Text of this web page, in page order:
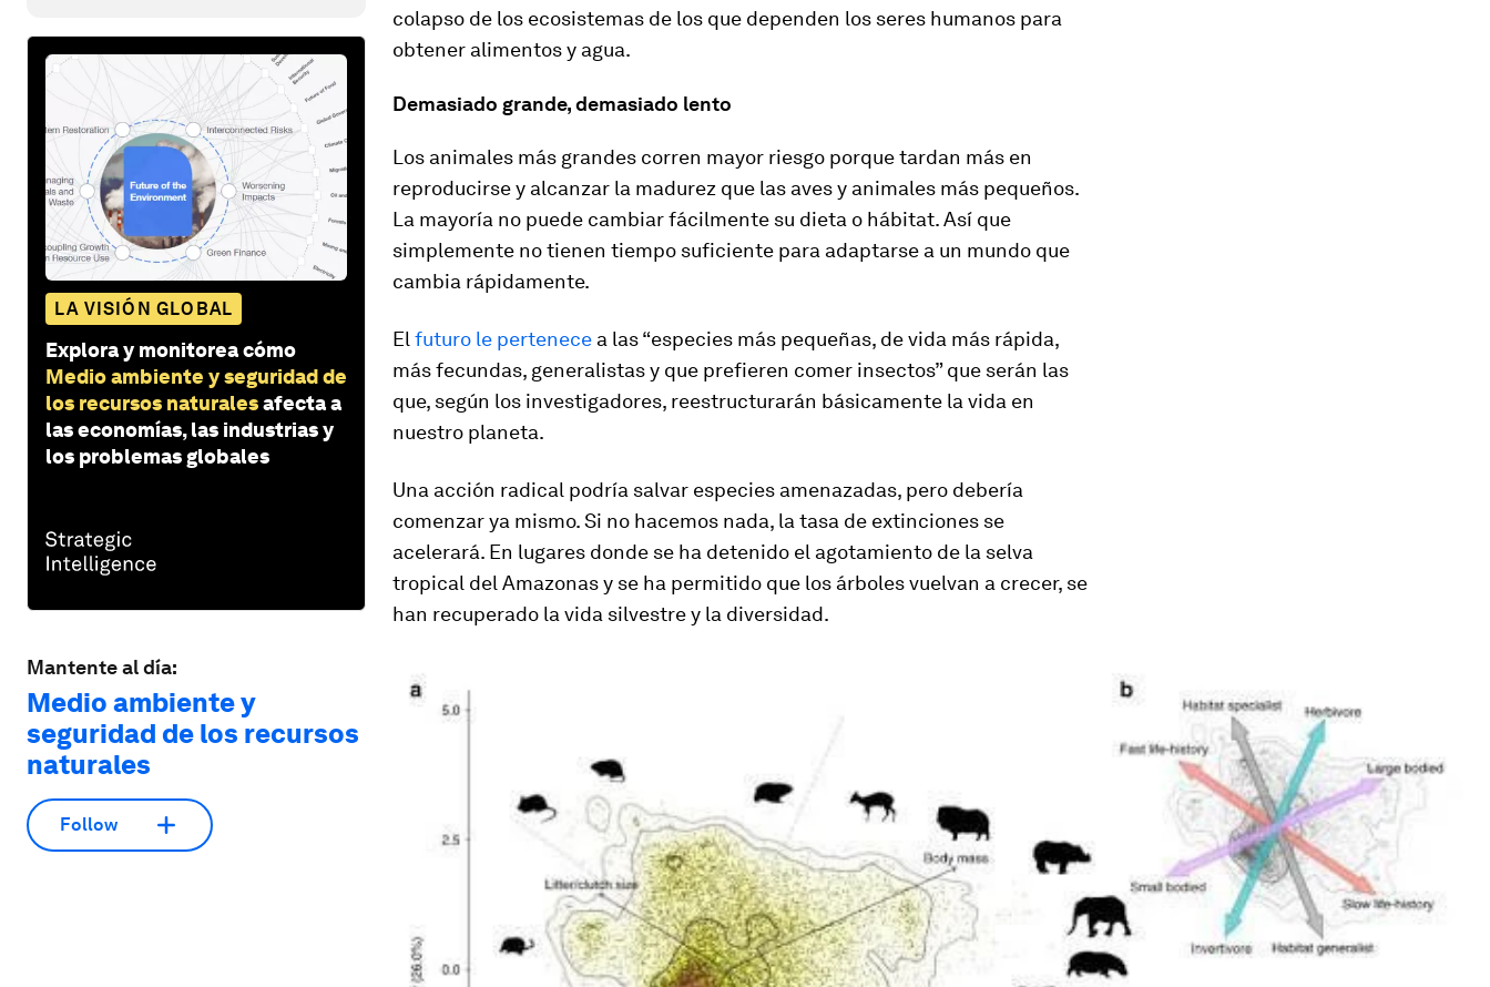
LA VISIÓN GLOBAL
Explora y monitorea cómo
Medio ambiente y seguridad de
los recursos naturalesafecta a
las economías, las industrias y
los problemas globales
Mantente al día:
Medio ambiente y
seguridad de los recursos
naturales
Follow
colapso de los ecosistemas de los que dependen los seres humanos para
obtener alimentos y agua.
Demasiado grande, demasiado lento
Los animales más grandes corren mayor riesgo porque tardan más en
reproducirse y alcanzar la madurez que las aves y animales más pequeños.
La mayoría no puede cambiar fácilmente su dieta o hábitat. Así que
simplemente no tienen tiempo suficiente para adaptarse a un mundo que
cambia rápidamente.
El futuro le pertenece a las “especies más pequeñas, de vida más rápida,
más fecundas, generalistas y que prefieren comer insectos” que serán las
que, según los investigadores, reestructurarán básicamente la vida en
nuestro planeta.
Una acción radical podría salvar especies amenazadas, pero debería
comenzar ya mismo. Si no hacemos nada, la tasa de extinciones se
acelerará. En lugares donde se ha detenido el agotamiento de la selva
tropical del Amazonas y se ha permitido que los árboles vuelvan a crecer, se
han recuperado la vida silvestre y la diversidad.